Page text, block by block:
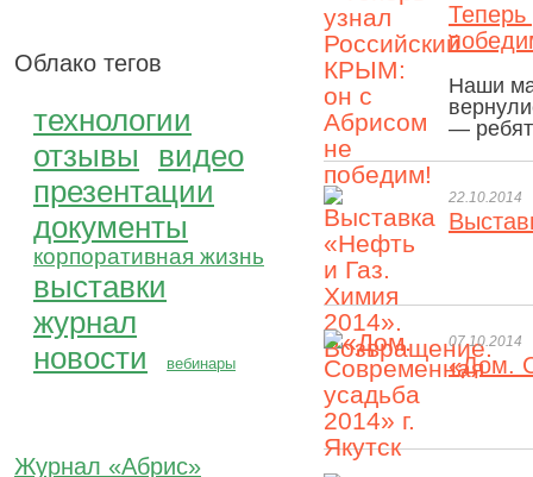
Облако тегов
технологии
отзывы
видео
презентации
документы
корпоративная жизнь
выставки
журнал
новости
вебинары
Журнал «Абрис»
Наши
—
22.10.2014
07.10.2014
«Дом.